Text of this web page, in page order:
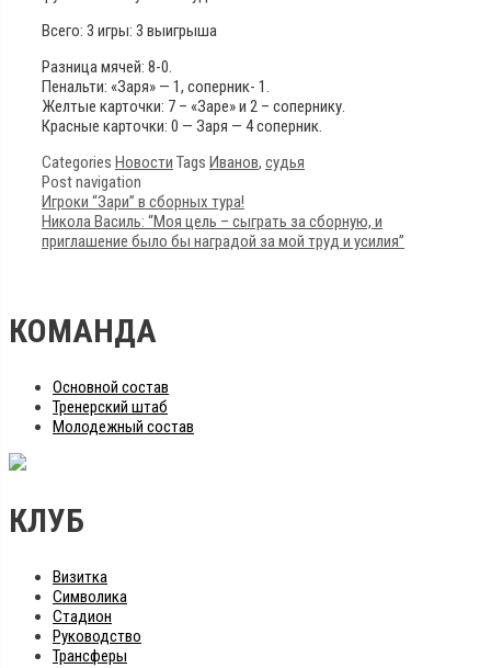
Всего: 3 игры: 3 выигрыша
Разница мячей: 8-0.
Пенальти: «Заря» — 1, соперник- 1.
Желтые карточки: 7 – «Заре» и 2 – сопернику.
Красные карточки: 0 — Заря — 4 соперник.
Categories Новости Tags Иванов, судья
Post navigation
Игроки “Зари” в сборных тура!
Никола Василь: “Моя цель – сыграть за сборную, и
приглашение было бы наградой за мой труд и усилия”
КОМАНДА
Основной состав
Тренерский штаб
Молодежный состав
КЛУБ
Визитка
Символика
Стадион
Руководство
Трансферы